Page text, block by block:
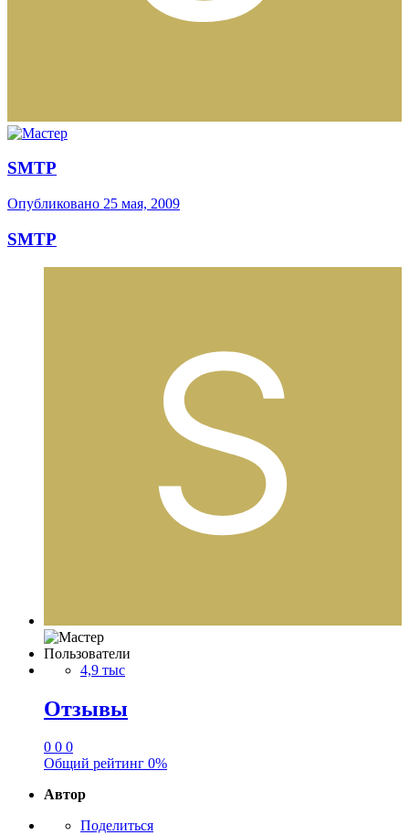
SMTP
Опубликовано 25 мая, 2009
SMTP
Пользователи
4,9 тыс
Отзывы
0 0 0
Общий рейтинг 0%
Автор
Поделиться